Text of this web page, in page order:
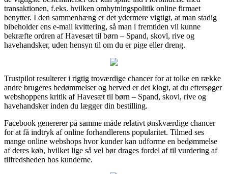
transaktionen, f.eks. hvilken ombytningspolitik online firmaet
benytter. I den sammenhæng er det ydermere vigtigt, at man stadig
bibeholder ens e-mail kvittering, så man i fremtiden vil kunne
bekræfte ordren af Havesæt til børn – Spand, skovl, rive og
havehandsker, uden hensyn til om du er pige eller dreng.
Trustpilot resulterer i rigtig troværdige chancer for at tolke en række
andre brugeres bedømmelser og herved er det klogt, at du eftersøger
webshoppens kritik af Havesæt til børn – Spand, skovl, rive og
havehandsker inden du lægger din bestilling.
Facebook genererer på samme måde relativt ønskværdige chancer
for at få indtryk af online forhandlerens popularitet. Tilmed ses
mange online webshops hvor kunder kan udforme en bedømmelse
af deres køb, hvilket lige så vel bør drages fordel af til vurdering af
tilfredsheden hos kunderne.